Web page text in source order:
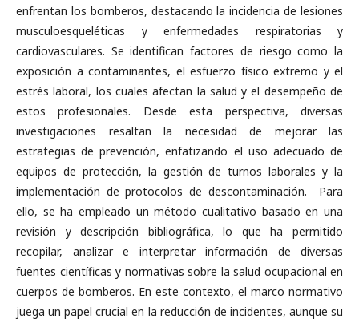
enfrentan los bomberos, destacando la incidencia de lesiones
musculoesqueléticas y enfermedades respiratorias y
cardiovasculares. Se identifican factores de riesgo como la
exposición a contaminantes, el esfuerzo físico extremo y el
estrés laboral, los cuales afectan la salud y el desempeño de
estos profesionales. Desde esta perspectiva, diversas
investigaciones resaltan la necesidad de mejorar las
estrategias de prevención, enfatizando el uso adecuado de
equipos de protección, la gestión de turnos laborales y la
implementación de protocolos de descontaminación. Para
ello, se ha empleado un método cualitativo basado en una
revisión y descripción bibliográfica, lo que ha permitido
recopilar, analizar e interpretar información de diversas
fuentes científicas y normativas sobre la salud ocupacional en
cuerpos de bomberos. En este contexto, el marco normativo
juega un papel crucial en la reducción de incidentes, aunque su